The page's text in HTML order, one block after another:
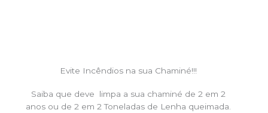
Evite Incêndios na sua Chaminé!!!
Saiba que deve limpa a sua chaminé de 2 em 2
anos ou de 2 em 2 Toneladas de Lenha queimada.